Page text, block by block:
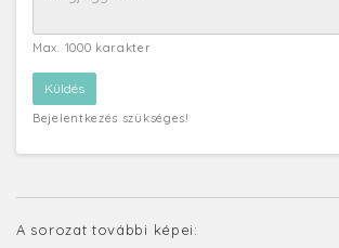
Max. 1000 karakter
Bejelentkezés szükséges!
A sorozat további képei: